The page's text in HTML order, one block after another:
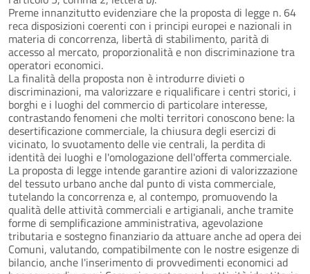
Preme innanzitutto evidenziare che la proposta di legge n. 64
reca disposizioni coerenti con i principi europei e nazionali in
materia di concorrenza, libertà di stabilimento, parità di
accesso al mercato, proporzionalità e non discriminazione tra
operatori economici.
La finalità della proposta non è introdurre divieti o
discriminazioni, ma valorizzare e riqualificare i centri storici, i
borghi e i luoghi del commercio di particolare interesse,
contrastando fenomeni che molti territori conoscono bene: la
desertificazione commerciale, la chiusura degli esercizi di
vicinato, lo svuotamento delle vie centrali, la perdita di
identità dei luoghi e l'omologazione dell'offerta commerciale.
La proposta di legge intende garantire azioni di valorizzazione
del tessuto urbano anche dal punto di vista commerciale,
tutelando la concorrenza e, al contempo, promuovendo la
qualità delle attività commerciali e artigianali, anche tramite
forme di semplificazione amministrativa, agevolazione
tributaria e sostegno finanziario da attuare anche ad opera dei
Comuni, valutando, compatibilmente con le nostre esigenze di
bilancio, anche l'inserimento di provvedimenti economici ad